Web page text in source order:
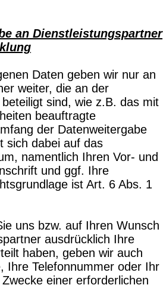
an Dienstleistungspartner
Daten geben wir nur an
weiter, die an der
sind, wie z.B. das mit
beauftragte
der Datenweitergabe
sich dabei auf das
namentlich Ihren Vor- und
und ggf. Ihre
ist Art. 6 Abs. 1
uns bzw. auf Ihren Wunsch
ausdrücklich Ihre
haben, geben wir auch
Ihre Telefonnummer oder Ihr
einer erforderlichen